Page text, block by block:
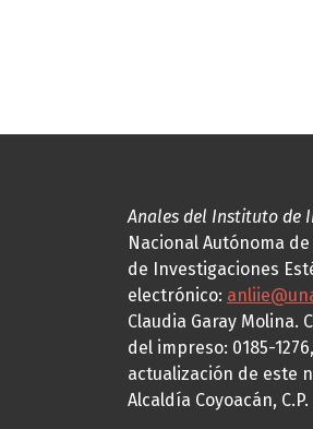
Anales del Instituto de
Nacional Autónoma
de Investigaciones
electrónico:
Claudia Garay Molina.
del impreso: 0185-
actualización de este
Alcaldía Coyoacán,